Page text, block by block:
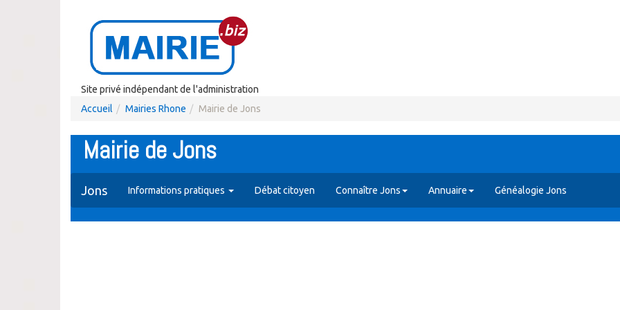
Site privé indépendant de l'administration
Accueil
Mairies Rhone Mairie de Jons
Mairie de Jons
Jons Informations pratiques Débat citoyen Connaître Jons Annuaire Généalogie Jons